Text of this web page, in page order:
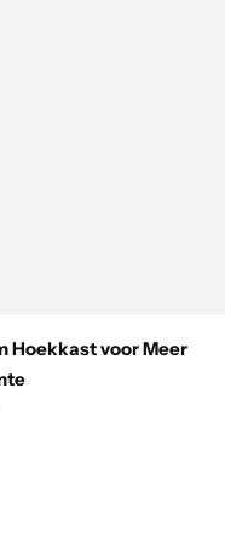
Hoekkast voor Meer